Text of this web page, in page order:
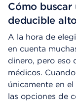
Cómo buscar
deducible
A la hora de
en cuenta
dinero, pero eso
médicos.
únicamente en
las opciones de